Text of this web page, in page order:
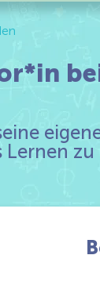
Lernen